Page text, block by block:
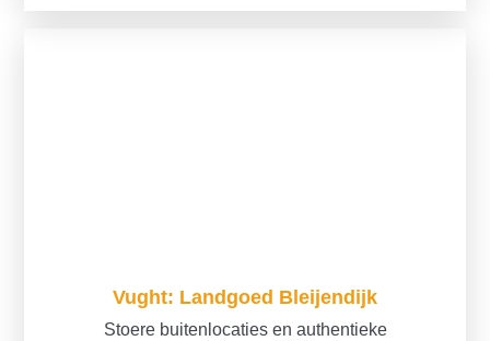
Vught: Landgoed Bleijendijk
Stoere buitenlocaties en authentieke